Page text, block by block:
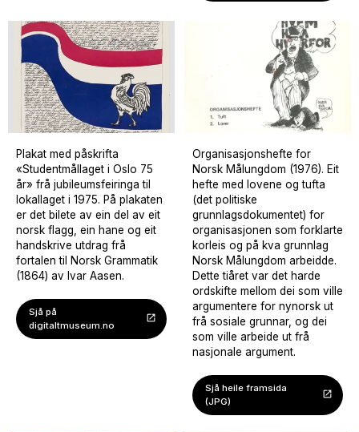
vore å få eit lovverk som sikrar rettane til nynorskelevane
i den digitale skulekvardagen.
Då regjeringa i 1997 la fram ei ny opplæringslov, førte det
på nytt til aksjonar. Sidan det i lovteksten om
parallellutgåver ikkje lenger var nemnt læremiddel, berre
lærebøker, frykta Målungdommen igjen ei undergraving
av rettane til nynorskelevane. Dette var den største
aksjonen sidan aksjonane på 1970-talet. 30 000 elevar
streika for retten til nynorske læremiddel. Då Stortinget
seinare det året vedtok den nye lova, var det med dei
same rettane som nynorskelevane hadde før.
Rundt tusenårsskiftet handla læremiddelkampen om å få
nynorsk inn i ein skulekvardag som vart meir og meir
digital. Nynorsk data vart ei av dei viktigaste sakene for
Norsk Målungdom. I 2000 tok «Aksjon Nynorsk Data» til
for å få fram nynorskversjonar av dei mest brukte
dataprogramma. 21 000 elevar over heile landet streika
for språkleg rettferd også i den digitale skulen. Saman
i Aksjonsnemnda for språkleg rettferd i skulen, no med
krav om at retten til læremiddel òg må gjelde
Plakat med påskrifta
«Studentmållaget i Oslo 75
år» frå jubileumsfeiringa til
lokallaget i 1975. På plakaten
er det bilete av ein del av eit
norsk flagg, ein hane og eit
handskrive utdrag frå
fortalen til Norsk Grammatik
(1864) av Ivar Aasen.
Sjå på
digitaltmuseum.no
Organisasjonshefte for
Norsk Målungdom (1976). Eit
hefte med lovene og tufta
(det politiske
grunnlagsdokumentet) for
organisasjonen som forklarte
korleis og på kva grunnlag
Norsk Målungdom arbeidde.
Dette tiåret var det harde
ordskifte mellom dei som ville
argumentere for nynorsk ut
frå sosiale grunnar, og dei
som ville arbeide ut frå
nasjonale argument.
Sjå heile framsida
(JPG)